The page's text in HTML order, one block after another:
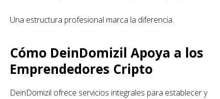
Una estructura profesional marca la diferencia.
Cómo DeinDomizil Apoya a los
Emprendedores Cripto
DeinDomizil ofrece servicios integrales para establecer y